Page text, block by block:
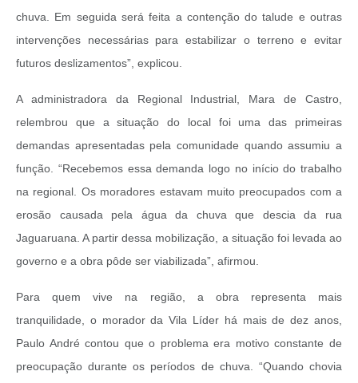
chuva. Em seguida será feita a contenção do talude e outras
intervenções necessárias para estabilizar o terreno e evitar
futuros deslizamentos”, explicou.
A administradora da Regional Industrial, Mara de Castro,
relembrou que a situação do local foi uma das primeiras
demandas apresentadas pela comunidade quando assumiu a
função. “Recebemos essa demanda logo no início do trabalho
na regional. Os moradores estavam muito preocupados com a
erosão causada pela água da chuva que descia da rua
Jaguaruana. A partir dessa mobilização, a situação foi levada ao
governo e a obra pôde ser viabilizada”, afirmou.
Para quem vive na região, a obra representa mais
tranquilidade, o morador da Vila Líder há mais de dez anos,
Paulo André contou que o problema era motivo constante de
preocupação durante os períodos de chuva. “Quando chovia